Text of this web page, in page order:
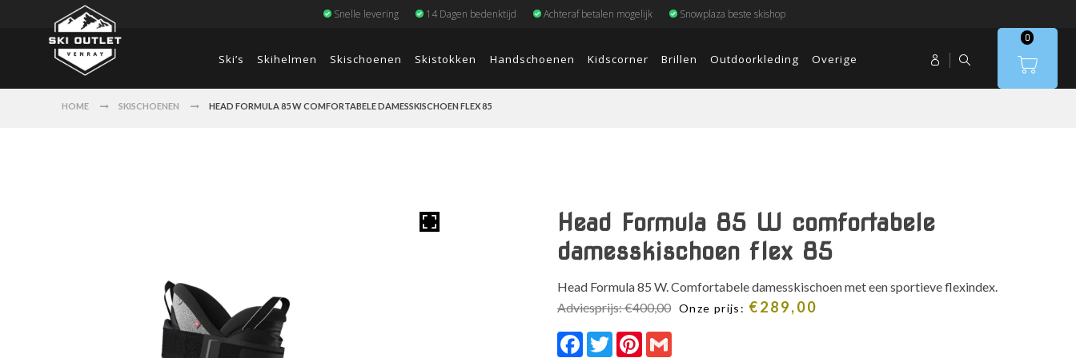
Snelle levering 14 Dagen bedenktijd Achteraf betalen mogelijk Snowplaza beste skishop
Ski’s Skihelmen Skischoenen Skistokken Handschoenen Kidscorner Brillen Outdoorkleding Overige
0
HOME SKISCHOENEN HEAD FORMULA 85 W COMFORTABELE DAMESSKISCHOEN FLEX 85
Head Formula 85 W comfortabele
damesskischoen flex 85
Head Formula 85 W. Comfortabele damesskischoen met een sportieve flexindex.
Adviesprijs:€400,00 Onze prijs: €289,00
Facebook
TwitterPinterestGmail